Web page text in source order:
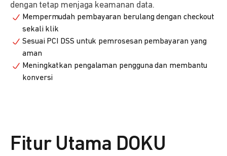
dengan tetap menjaga keamanan data.
Mempermudah pembayaran berulang dengan checkout
sekali klik
Sesuai PCI DSS untuk pemrosesan pembayaran yang
aman
Meningkatkan pengalaman pengguna dan membantu
konversi
Fitur Utama DOKU